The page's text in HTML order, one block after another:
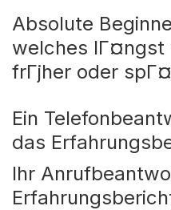
Absolute
welches
frГјher oder
Ein
das
Ihr